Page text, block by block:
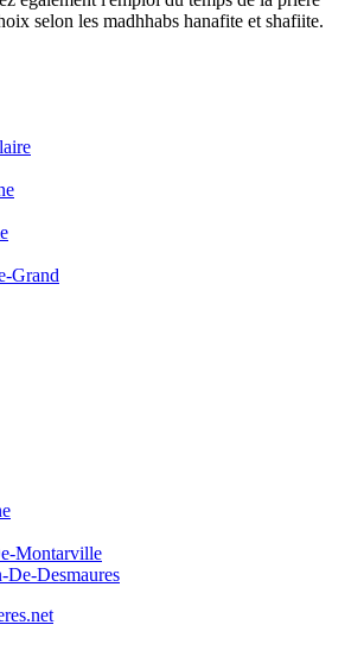
selon les madhhabs hanafite et shafiite.
Grand
Montarville
De-Desmaures